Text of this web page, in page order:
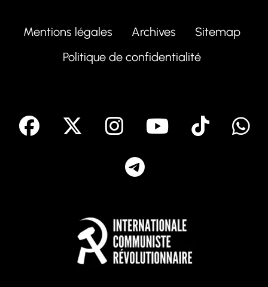
Mentions légales Archives
Sitemap
Politique de confidentialité
facebook Instagram
Youtube
Tik